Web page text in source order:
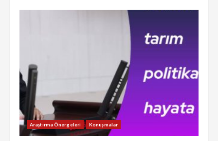
Araştırma Önergeleri Konuşmalar